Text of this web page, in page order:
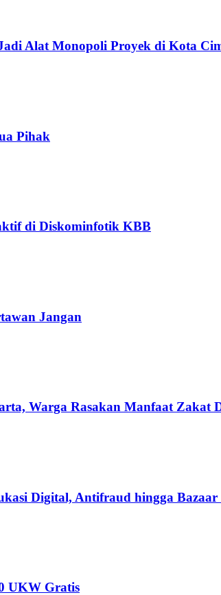
Alat Monopoli Proyek di Kota
Pihak
di Diskominfotik KBB
Jangan
Warga Rasakan Manfaat Zakat
Digital, Antifraud hingga
UKW Gratis